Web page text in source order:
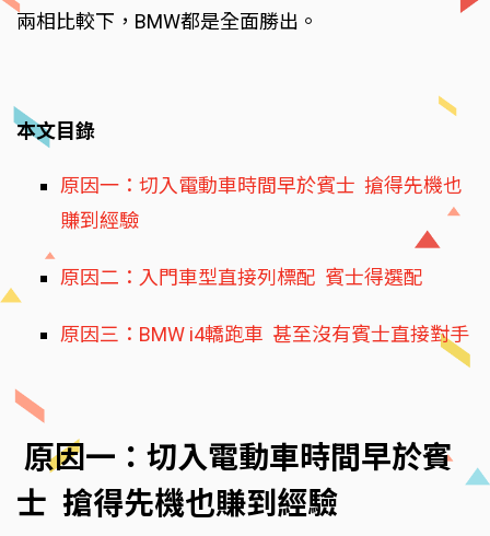
兩相比較下，BMW都是全面勝出。
本文目錄
原因一：切入電動車時間早於賓士 搶得先機也
賺到經驗
原因二：入門車型直接列標配 賓士得選配
原因三：BMW i4轎跑車 甚至沒有賓士直接對手
原因一：切入電動車時間早於賓
士 搶得先機也賺到經驗